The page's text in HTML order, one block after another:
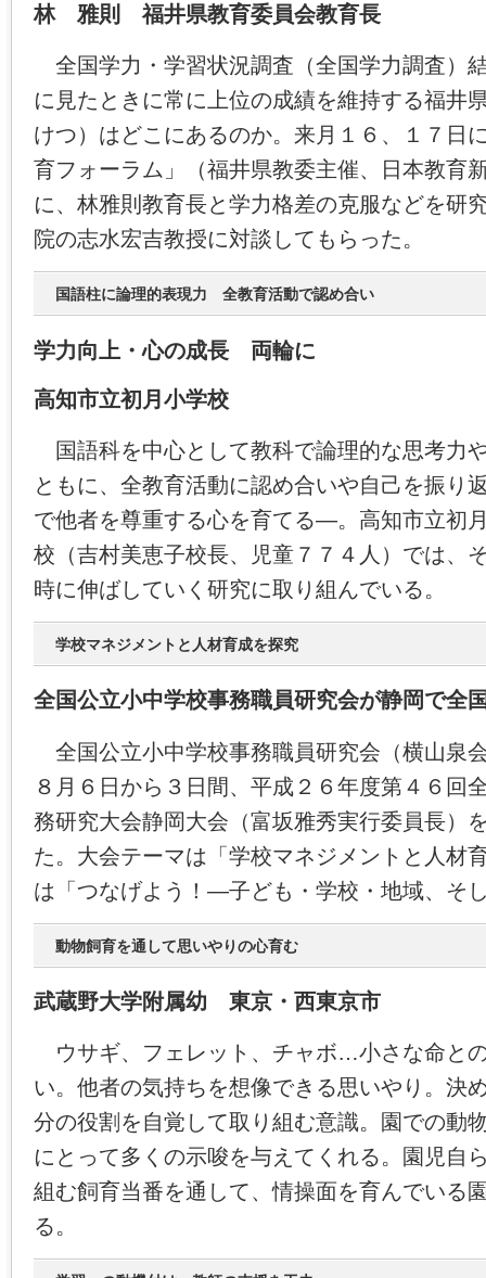
林 雅則 福井県教育委員会教育長
全国学力・学習状況調査（全国学力調査）
に見たときに常に上位の成績を維持する福井
けつ）はどこにあるのか。来月１６、１７日
育フォーラム」（福井県教委主催、日本教育
に、林雅則教育長と学力格差の克服などを研
院の志水宏吉教授に対談してもらった。
国語柱に論理的表現力 全教育活動で認め合い
学力向上・心の成長 両輪に
高知市立初月小学校
国語科を中心として教科で論理的な思考力
ともに、全教育活動に認め合いや自己を振り
で他者を尊重する心を育てる―。高知市立初
校（吉村美恵子校長、児童７７４人）では、
時に伸ばしていく研究に取り組んでいる。
学校マネジメントと人材育成を探究
全国公立小中学校事務職員研究会が静岡で全
全国公立小中学校事務職員研究会（横山泉
８月６日から３日間、平成２６年度第４６回
務研究大会静岡大会（富坂雅秀実行委員長）
た。大会テーマは「学校マネジメントと人材
は「つなげよう！―子ども・学校・地域、そ
動物飼育を通して思いやりの心育む
武蔵野大学附属幼 東京・西東京市
ウサギ、フェレット、チャボ…小さな命と
い。他者の気持ちを想像できる思いやり。決
分の役割を自覚して取り組む意識。園での動
にとって多くの示唆を与えてくれる。園児自
組む飼育当番を通して、情操面を育んでいる
る。